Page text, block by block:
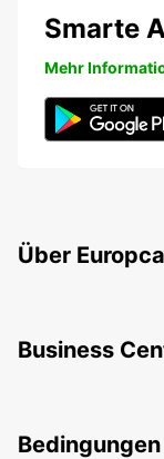
Smarte
Mehr
Über
Business